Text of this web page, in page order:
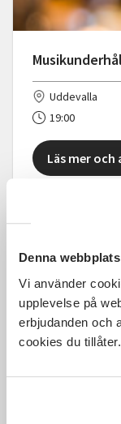
Denna
Vi använder
upplevelse på
erbjudanden och
cookies du tillåter.
Uddevalla
19:00
Läs mer och
resa med